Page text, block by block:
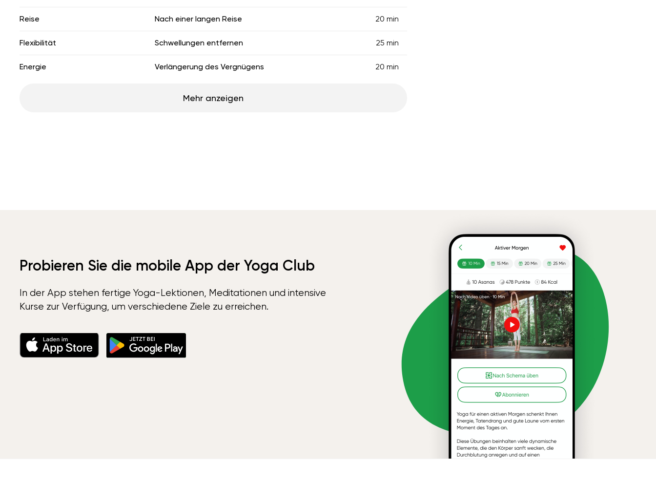
Reise Nach einer langen Reise 20 min
Flexibilität Schwellungen entfernen 25 min
Energie Verlängerung des Vergnügens 20 min
Mehr anzeigen
Probieren Sie die mobile App der Yoga Club
In der App stehen fertige Yoga-Lektionen, Meditationen und intensive
Kurse zur Verfügung, um verschiedene Ziele zu erreichen.